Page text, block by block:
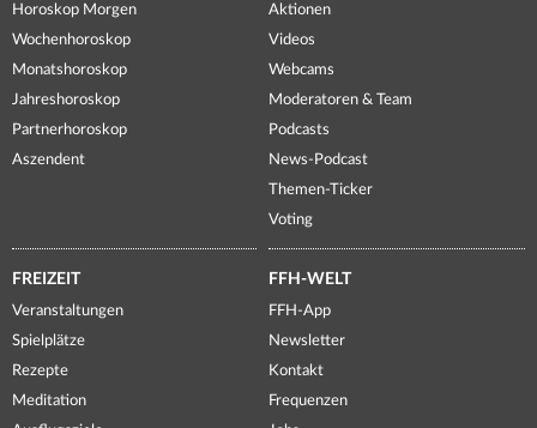
Horoskop Morgen
Wochenhoroskop
Monatshoroskop
Jahreshoroskop
Partnerhoroskop
Aszendent
Aktionen
Videos
Webcams
Moderatoren & Team
Podcasts
News-Podcast
Themen-Ticker
Voting
FREIZEIT
Veranstaltungen
Spielplätze
Rezepte
Meditation
FFH-WELT
FFH-App
Newsletter
Kontakt
Frequenzen